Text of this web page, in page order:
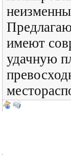
имеют
удачную